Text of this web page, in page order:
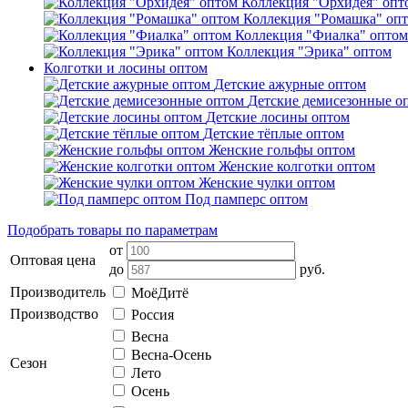
Коллекция "Ромашка"
Коллекция "Фиалка" оптом
Коллекция "Эрика" оптом
Колготки и лосины оптом
Детские ажурные оптом
Детские демисезонные
Детские лосины оптом
Детские тёплые оптом
Женские гольфы оптом
Женские колготки оптом
Женские чулки оптом
Под памперс оптом
Подобрать товары по параметрам
Оптовая цена
от
до
руб.
Производитель
МоёДитё
Производство
Россия
Сезон
Весна
Весна-Осень
Лето
Осень